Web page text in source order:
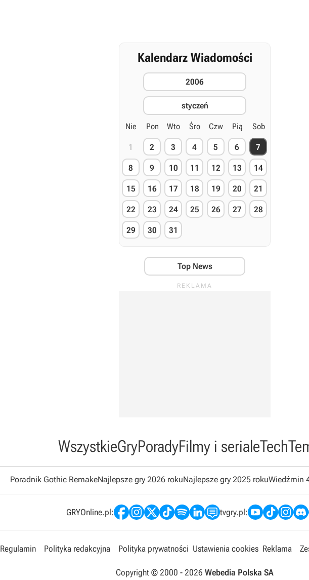
Kalendarz Wiadomości
2006
styczeń
Nie Pon Wto Śro Czw Pią Sob
1 2 3 4 5 6 7
8 9 10 11 12 13 14
15 16 17 18 19 20 21
22 23 24 25 26 27 28
29 30 31
Top News
WszystkieGryPoradyFilmy i serialeTech
Poradnik Gothic RemakeNajlepsze gry 2026 rokuNajlepsze gry 2025 rokuWiedźmin
GRYOnline.pl: tvgry.pl:
Regulamin Polityka redakcyjna Polityka prywatności Ustawienia cookies Reklama
Copyright © 2000 - 2026 Webedia Polska SA